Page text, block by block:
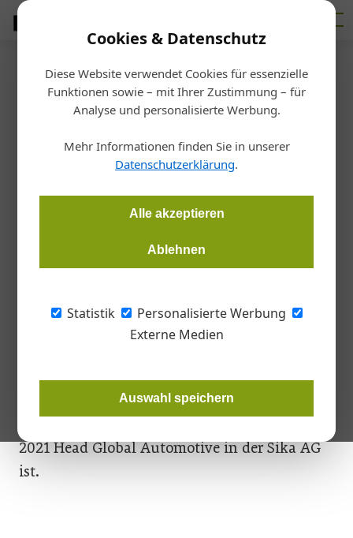
Cookies & Datenschutz
Diese Website verwendet Cookies für essenzielle
Funktionen sowie – mit Ihrer Zustimmung – für
Analyse und personalisierte Werbung.
Mehr Informationen finden Sie in unserer
Datenschutzerklärung.
Alle akzeptieren
Ablehnen
Statistik
Personalisierte Werbung
Externe Medien
Auswahl speichern
Startseite /Markt
Sika Österreich GmbH
Markus Egger übernahm
Geschäftsführung
Redaktion Handwerk + Bau
Markus Egger trat mit 1. Mai 2021 die Nachfolge von Samuel
Seit 1. Mai 2021 ist Markus Egger der neue
Der bisherige Bereichsleiter Bitumendichtung
und Mitglied der Geschäftsleitung folgt
2021 Head Global Automotive in der Sika AG
ist.